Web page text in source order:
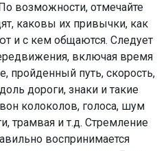
возможности, отмечайте
каковы их привычки, как
и с кем общаются. Следует
включая время
пройденный путь, скорость,
дороги, знаки и такие
колоколов, голоса, шум
трамвая и т.д. Стремление
воспринимается